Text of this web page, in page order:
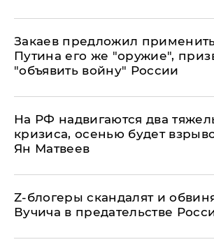
Закаев предложил
Путина его же "оружие",
"объявить войну" России
На РФ надвигаются два
кризиса, осенью будет
Ян Матвеев
Z-блогеры скандалят и
Вучича в предательстве